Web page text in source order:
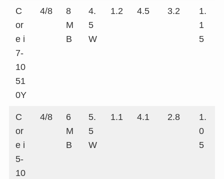
C
or
e i
7-
10
51
0Y
4/8
8
M
B
4.
5
W
1.2 4.5 3.2
1.
1
5
C
or
e i
5-
10
4/8
6
M
B
5.
5
W
1.1 4.1 2.8
1.
0
5